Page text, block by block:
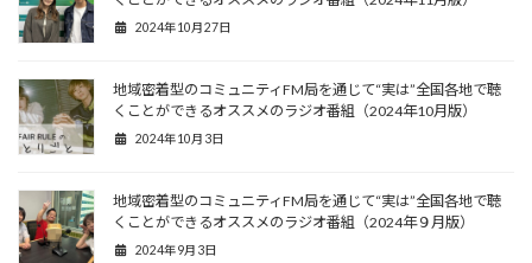
2024年10月27日
地域密着型のコミュニティFM局を通じて“実は”全国各地で聴
くことができるオススメのラジオ番組（2024年10月版）
2024年10月3日
地域密着型のコミュニティFM局を通じて“実は”全国各地で聴
くことができるオススメのラジオ番組（2024年９月版）
2024年9月3日